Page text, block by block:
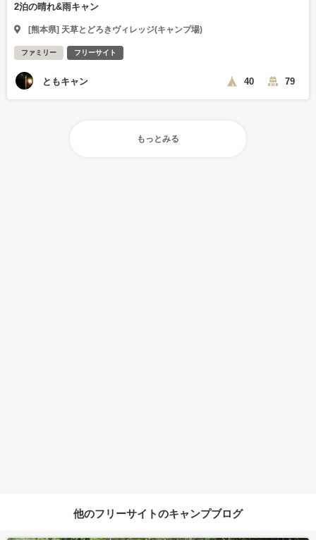
2泊の晴れ&雨キャン
[熊本県] 天草とどろきヴィレッジ(キャンプ場)
ファミリー フリーサイト
ともキャン 40 79
もっとみる
他のフリーサイトのキャンプブログ